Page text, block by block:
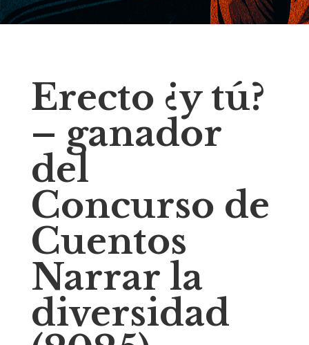
Erecto ¿y tú?
– ganador
del
Concurso de
Cuentos
Narrar la
diversidad